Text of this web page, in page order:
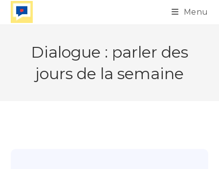
Skip
Menu
Dialogue : parler des
jours de la semaine